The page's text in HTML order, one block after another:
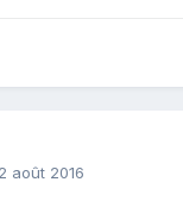
août 2016